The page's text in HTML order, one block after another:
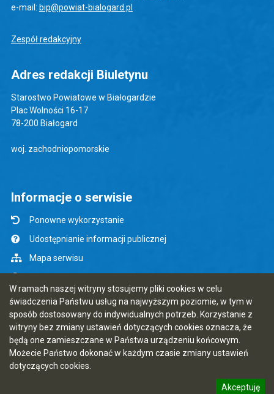
W ramach naszej witryny stosujemy pliki cookies w celu
świadczenia Państwu usług na najwyższym poziomie, w tym w
sposób dostosowany do indywidualnych potrzeb. Korzystanie z
witryny bez zmiany ustawień dotyczących cookies oznacza, że
będą one zamieszczane w Państwa urządzeniu końcowym.
Możecie Państwo dokonać w każdym czasie zmiany ustawień
dotyczących cookies.
Akceptuję
e-mail: bip@powiat-bialogard.pl
Zespół redakcyjny
Adres redakcji Biuletynu
Starostwo Powiatowe w Białogardzie
Plac Wolności 16-17
78-200 Białogard
woj. zachodniopomorskie
Informacje o serwisie
Ponowne wykorzystanie
Udostępnianie informacji publicznej
Mapa serwisu
Statystyki oglądalności
Ostatnio dodane
Rejestr zmian
Ostatnia aktualizacja BIP: 07.08.2026 14:15
CMS i hosting: Logonet Sp. z o.o. w Bydgoszczy